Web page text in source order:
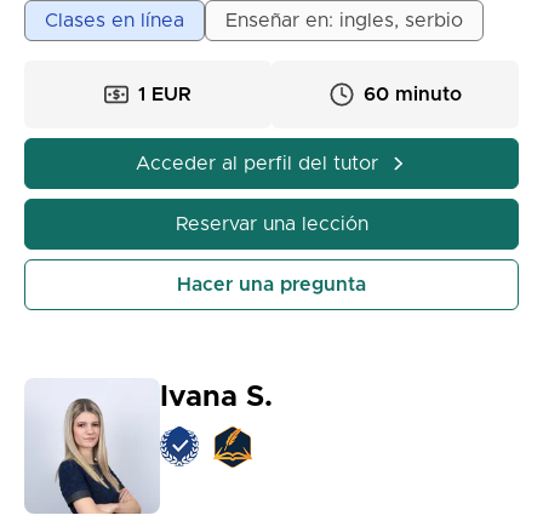
investigación en diversos campos. 🔍 **Los servicios
incluyen:**
investigación
de doctorado
• Revisiones sistemáticas de literatura (metodología
• Búsqueda bibliográfica (Scopus, WoS, Google
• Parafraseo y edición académica
• Verificación de plagio y corrección 🔍 **¿Por qué
elegir mis servicios?**
✅ Experiencia académica y de investigación
✅ Contenido 100% original y libre de plagio
✅ Entrega a tiempo
Clases en línea Enseñar en: ingles, serbio
1 EUR 60 minuto
Acceder al perfil del tutor
Reservar una lección
Hacer una pregunta
Ivana S.